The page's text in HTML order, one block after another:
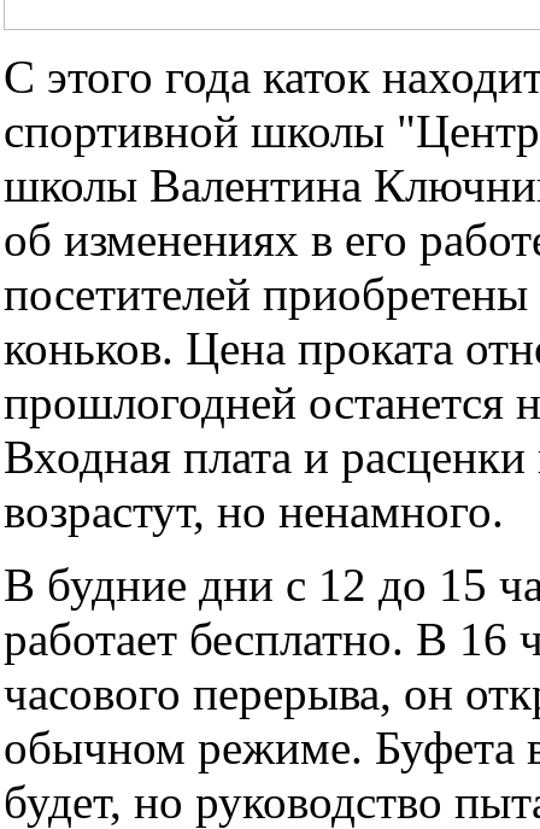
С этого года каток
спортивной школы
школы Валентина
об изменениях в его
посетителей
коньков. Цена проката
прошлогодней останется
Входная плата и расценки
возрастут, но ненамного.
В будние дни с 12 до 15
работает бесплатно. В 16
часового перерыва, он
обычном режиме. Буфета
будет, но руководство